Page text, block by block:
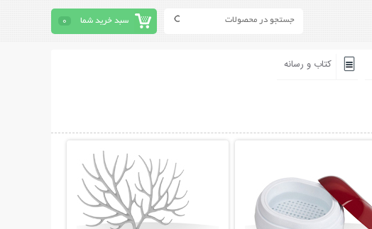
سبد خرید شما 0
کتاب و رسانه